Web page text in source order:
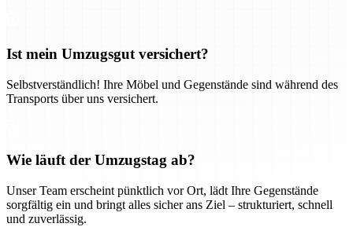
Ist mein Umzugsgut versichert?
Selbstverständlich! Ihre Möbel und Gegenstände sind während des
Transports über uns versichert.
Wie läuft der Umzugstag ab?
Unser Team erscheint pünktlich vor Ort, lädt Ihre Gegenstände
sorgfältig ein und bringt alles sicher ans Ziel – strukturiert, schnell
und zuverlässig.